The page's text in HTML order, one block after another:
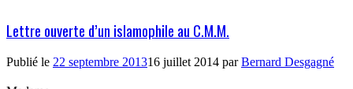
Lettre ouverte d’un islamophile au C.M.M.
Publié le 22 septembre 201316 juillet 2014 parBernard Desgagné